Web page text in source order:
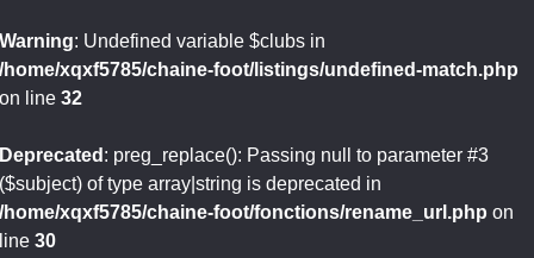
Warning: Undefined variable $clubs in
/home/xqxf5785/chaine-foot/listings/undefined-match.php
on line 32
Deprecated : preg_replace(): Passing null to parameter #3
($subject) of type array|string is deprecated in
/home/xqxf5785/chaine-foot/fonctions/rename_url.php on
line 30